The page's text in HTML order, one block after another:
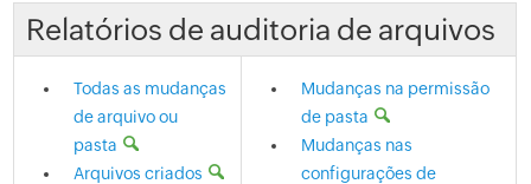
Relatórios de auditoria de arquivos
Todas as mudanças
de arquivo ou
pasta
Arquivos criados
Mudanças na permissão
de pasta
Mudanças nas
configurações de